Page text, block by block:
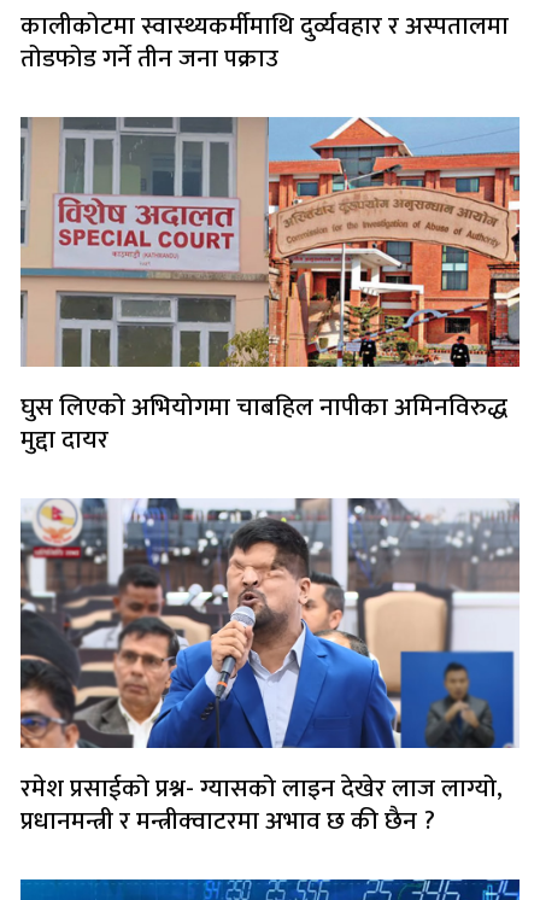
कालीकोटमा स्वास्थ्यकर्मीमाथि दुर्व्यवहार र अस्पतालमा
तोडफोड गर्ने तीन जना पक्राउ
घुस लिएको अभियोगमा चाबहिल नापीका अमिनविरुद्ध
मुद्दा दायर
रमेश प्रसाईको प्रश्न- ग्यासको लाइन देखेर लाज लाग्यो,
प्रधानमन्त्री र मन्त्रीक्वाटरमा अभाव छ की छैन ?